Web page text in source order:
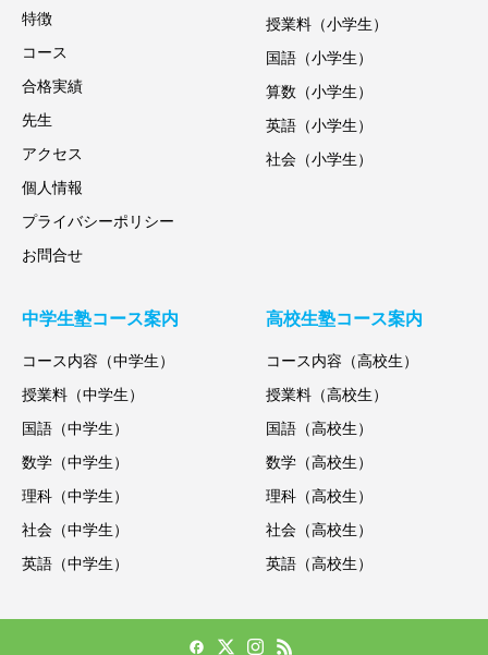
特徴
コース
合格実績
先生
アクセス
個人情報
プライバシーポリシー
お問合せ
授業料（小学生）
国語（小学生）
算数（小学生）
英語（小学生）
社会（小学生）
中学生塾コース案内
コース内容（中学生）
授業料（中学生）
国語（中学生）
数学（中学生）
理科（中学生）
社会（中学生）
英語（中学生）
高校生塾コース案内
コース内容（高校生）
授業料（高校生）
国語（高校生）
数学（高校生）
理科（高校生）
社会（高校生）
英語（高校生）